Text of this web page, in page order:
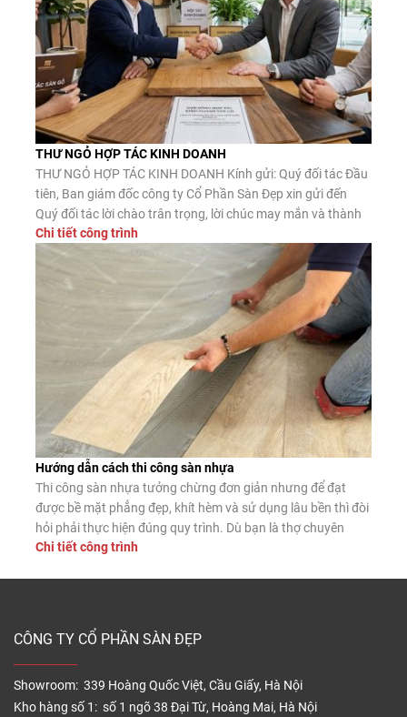
THƯ NGỎ HỢP TÁC KINH DOANH
THƯ NGỎ HỢP TÁC KINH DOANH Kính gửi: Quý đối tác Đầu
tiên, Ban giám đốc công ty Cổ Phần Sàn Đẹp xin gửi đến
Quý đối tác lời chào trân trọng, lời chúc may mắn và thành
công. Công ty CP Sàn Đẹp là đơn vị nhập khẩu, phân phối
sàn gỗ công nghiệp, […]
Chi tiết công trình
Hướng dẫn cách thi công sàn nhựa
Thi công sàn nhựa tưởng chừng đơn giản nhưng để đạt
được bề mặt phẳng đẹp, khít hèm và sử dụng lâu bền thì đòi
hỏi phải thực hiện đúng quy trình. Dù bạn là thợ chuyên
nghiệp hay tự lát tại nhà, nắm vững các bước lắp đặt chuẩn
Chi tiết công trình
CÔNG TY CỔ PHẦN SÀN ĐẸP
Showroom: 339 Hoàng Quốc Việt, Cầu Giấy, Hà Nội
Kho hàng số 1: số 1 ngõ 38 Đại Từ, Hoàng Mai, Hà Nội